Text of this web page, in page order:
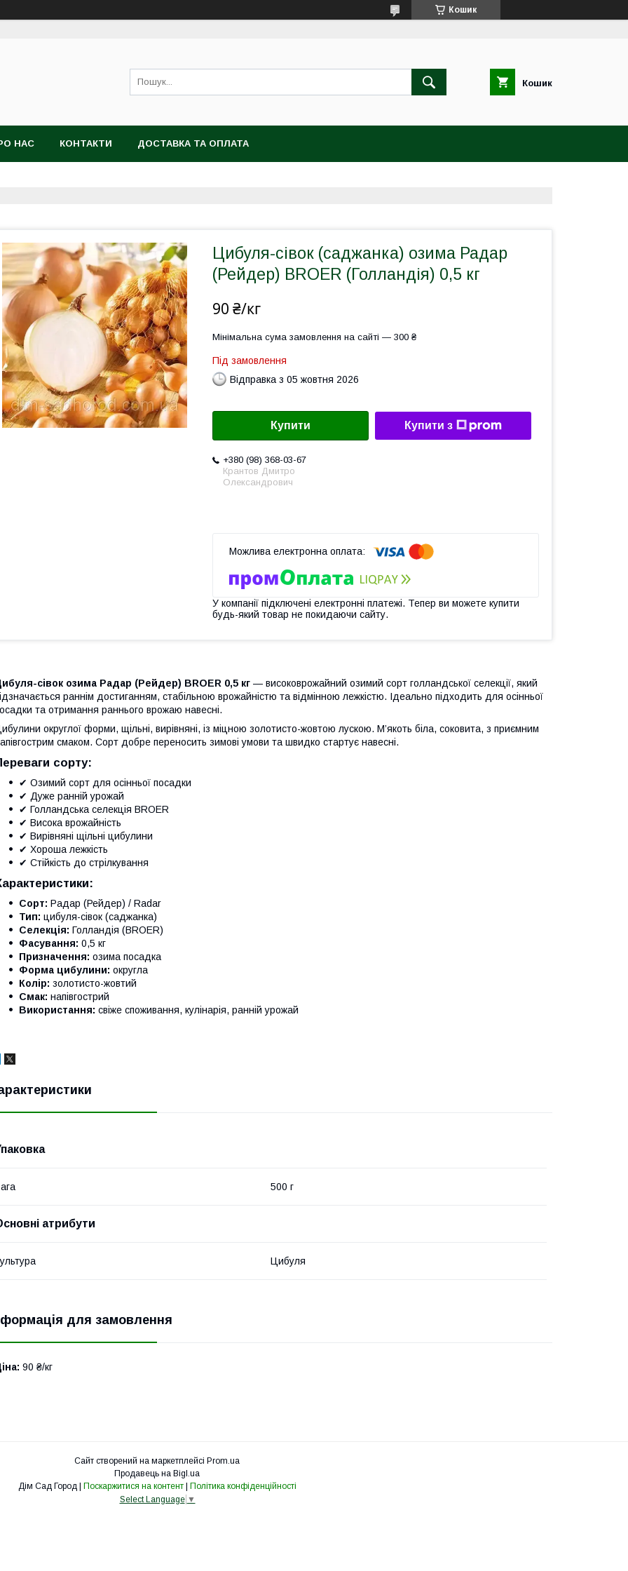
Кошик
Кошик
НАС КОНТАКТИ ДОСТАВКА ТА ОПЛАТА
Цибуля-сівок (саджанка) озима Радар
(Рейдер) BROER (Голландія) 0,5 кг
90 ₴/кг
Мінімальна сума замовлення на сайті — 300 ₴
Під замовлення
Відправка з 05 жовтня 2026
Купити Купити з
+380 (98) 368-03-67
Крантов Дмитро
Олександрович
У компанії підключені електронні платежі. Тепер ви можете купити
будь-який товар не покидаючи сайту.
сівок озима Радар (Рейдер) BROER 0,5 кг — високоврожайний озимий сорт голландської селекції, який
раннім достиганням, стабільною врожайністю та відмінною лежкістю. Ідеально підходить для осінньої
та отримання раннього врожаю навесні.
округлої форми, щільні, вирівняні, із міцною золотисто-жовтою лускою. М’якоть біла, соковита, з приємним
смаком. Сорт добре переносить зимові умови та швидко стартує навесні.
сорту:
✔ Озимий сорт для осінньої посадки
✔ Дуже ранній урожай
✔ Голландська селекція BROER
✔ Висока врожайність
✔ Вирівняні щільні цибулини
✔ Хороша лежкість
✔ Стійкість до стрілкування
Сорт: Радар (Рейдер) / Radar
Тип: цибуля-сівок (саджанка)
Селекція: Голландія (BROER)
Фасування: 0,5 кг
Призначення: озима посадка
Форма цибулини: округла
Колір: золотисто-жовтий
Смак: напівгострий
Використання: свіже споживання, кулінарія, ранній урожай
500 г
атрибути
Цибуля
для замовлення
90 ₴/кг
Сайт створений на маркетплейсі Prom.ua
Продавець на Bigl.ua
Поскаржитися на контент
Політика конфіденційності
Select Language ▼